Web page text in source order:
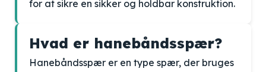
for at sikre en sikker og holdbar konstruktion.
Hvad er hanebåndsspær?
Hanebåndsspær er en type spær, der bruges